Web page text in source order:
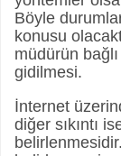
Böyle
konusu
müdürün
gidilmesi.
İnternet
diğer sıkıntı